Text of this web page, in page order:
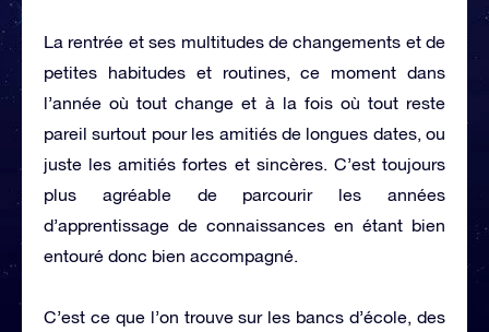
La rentrée et ses multitudes de changements et de
petites habitudes et routines, ce moment dans
l’année où tout change et à la fois où tout reste
pareil surtout pour les amitiés de longues dates, ou
juste les amitiés fortes et sincères. C’est toujours
plus agréable de parcourir les années
d’apprentissage de connaissances en étant bien
entouré donc bien accompagné.
C’est ce que l’on trouve sur les bancs d’école, des